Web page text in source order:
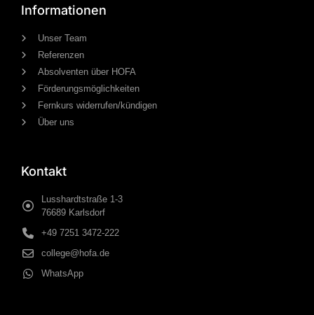
Informationen
Unser Team
Referenzen
Absolventen über HOFA
Förderungsmöglichkeiten
Fernkurs widerrufen/kündigen
Über uns
Kontakt
Lusshardtstraße 1-3
76689 Karlsdorf
+49 7251 3472-222
college@hofa.de
WhatsApp